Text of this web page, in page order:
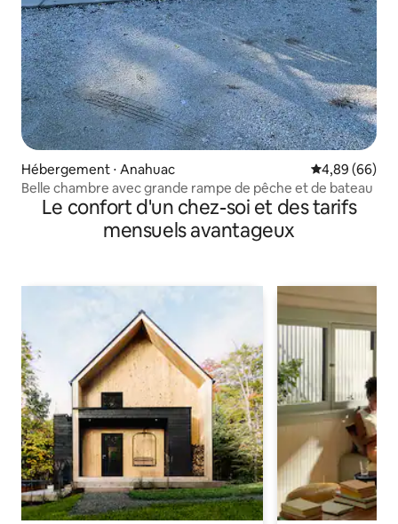
Hébergement ⋅ Anahuac Évaluation
4,89 (66)
Belle chambre avec grande rampe de pêche et de bateau
Le confort d'un chez-soi et des tarifs
mensuels avantageux